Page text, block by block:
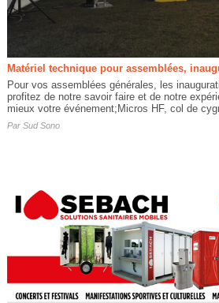
Matériel technique pour assemblées,
Pour vos assemblées générales, les
profitez de notre savoir faire et de notre
mieux votre événement;Micros HF, col de
Par Sud Sono